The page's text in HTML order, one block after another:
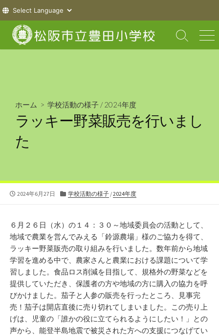
テ
検
索
メ
ニ
ホーム > 学校活動の様子 /2024年度
ラッキー野菜販売を行いまし
た
公
2024年6月27日
カ
リ
ー
学校活動の様子/2024年度
６月２６日（水）の１４：３０～地域委員会の活動として、
地域で農業を営んでみえる「鈴源農場」様のご協力を得て、
ラッキー野菜販売の取り組みを行いました。数年前から地域
学習を進める中で、農家さんと農業における課題について学
習しました。食品ロス削減を目指して、規格外の野菜などを
提供していただき、保護者の方や地域の方に購入の協力を呼
びかけました。茄子と人参の販売を行ったところ、見事完
売！茄子は開店直後に売り切れてしまいました。この売り上
げは、児童の「誰かの役に立てられるようにしたい！」との
声から、能登半島地震で被災された方への支援につなげてい